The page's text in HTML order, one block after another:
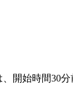
開始時間30分